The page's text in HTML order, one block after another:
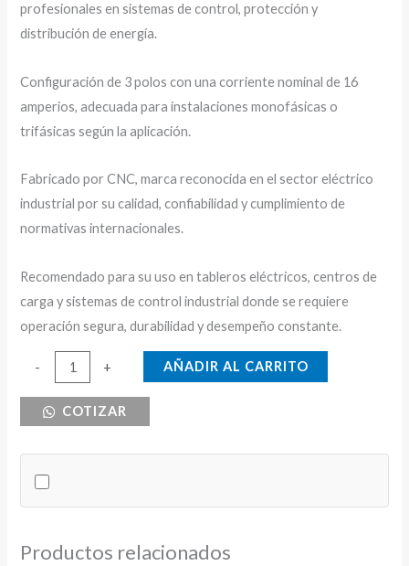
profesionales en sistemas de control, protección y
distribución de energía.
Configuración de 3 polos con una corriente nominal de 16
amperios, adecuada para instalaciones monofásicas o
trifásicas según la aplicación.
Fabricado por CNC, marca reconocida en el sector eléctrico
industrial por su calidad, confiabilidad y cumplimiento de
normativas internacionales.
Recomendado para su uso en tableros eléctricos, centros de
carga y sistemas de control industrial donde se requiere
operación segura, durabilidad y desempeño constante.
-
BREAKER
RIEL
6KA
cantidad
+ AÑADIR AL CARRITO
COTIZAR
Productos relacionados